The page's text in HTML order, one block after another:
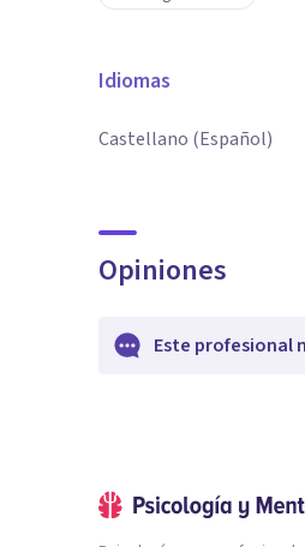
Idiomas
Castellano (Español)
Opiniones
Este profesional